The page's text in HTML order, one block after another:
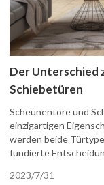
Der Unterschied
Schiebetüren
Scheunentore und
einzigartigen
werden beide
fundierte
2023/7/31